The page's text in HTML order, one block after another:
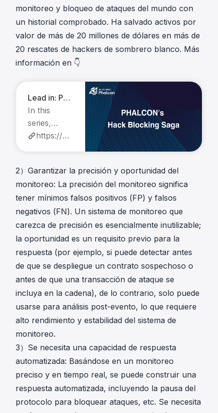
monitoreo y bloqueo de ataques del mundo con
un historial comprobado. Ha salvado activos por
valor de más de 20 millones de dólares en más de
20 rescates de hackers de sombrero blanco. Más
información en 👇
Lead in: Phalcon's Hack Blocking Saga
In this
series,
explore
Phalcon,
the world's
first crypto
hack
monitoring
and
blocking
system,
innovatively
millions in
assets.
https://blocksec.com/blog/lead-in-phalcon-s-hack-blocking-saga
2）Garantizar la precisión y oportunidad del
monitoreo: La precisión del monitoreo significa
tener mínimos falsos positivos (FP) y falsos
negativos (FN). Un sistema de monitoreo que
carezca de precisión es esencialmente inutilizable;
la oportunidad es un requisito previo para la
respuesta (por ejemplo, si puede detectar antes
de que se despliegue un contrato sospechoso o
antes de que una transacción de ataque se
incluya en la cadena), de lo contrario, solo puede
usarse para análisis post-evento, lo que requiere
alto rendimiento y estabilidad del sistema de
monitoreo.
3）Se necesita una capacidad de respuesta
automatizada: Basándose en un monitoreo
preciso y en tiempo real, se puede construir una
respuesta automatizada, incluyendo la pausa del
protocolo para bloquear ataques, etc. Se necesita